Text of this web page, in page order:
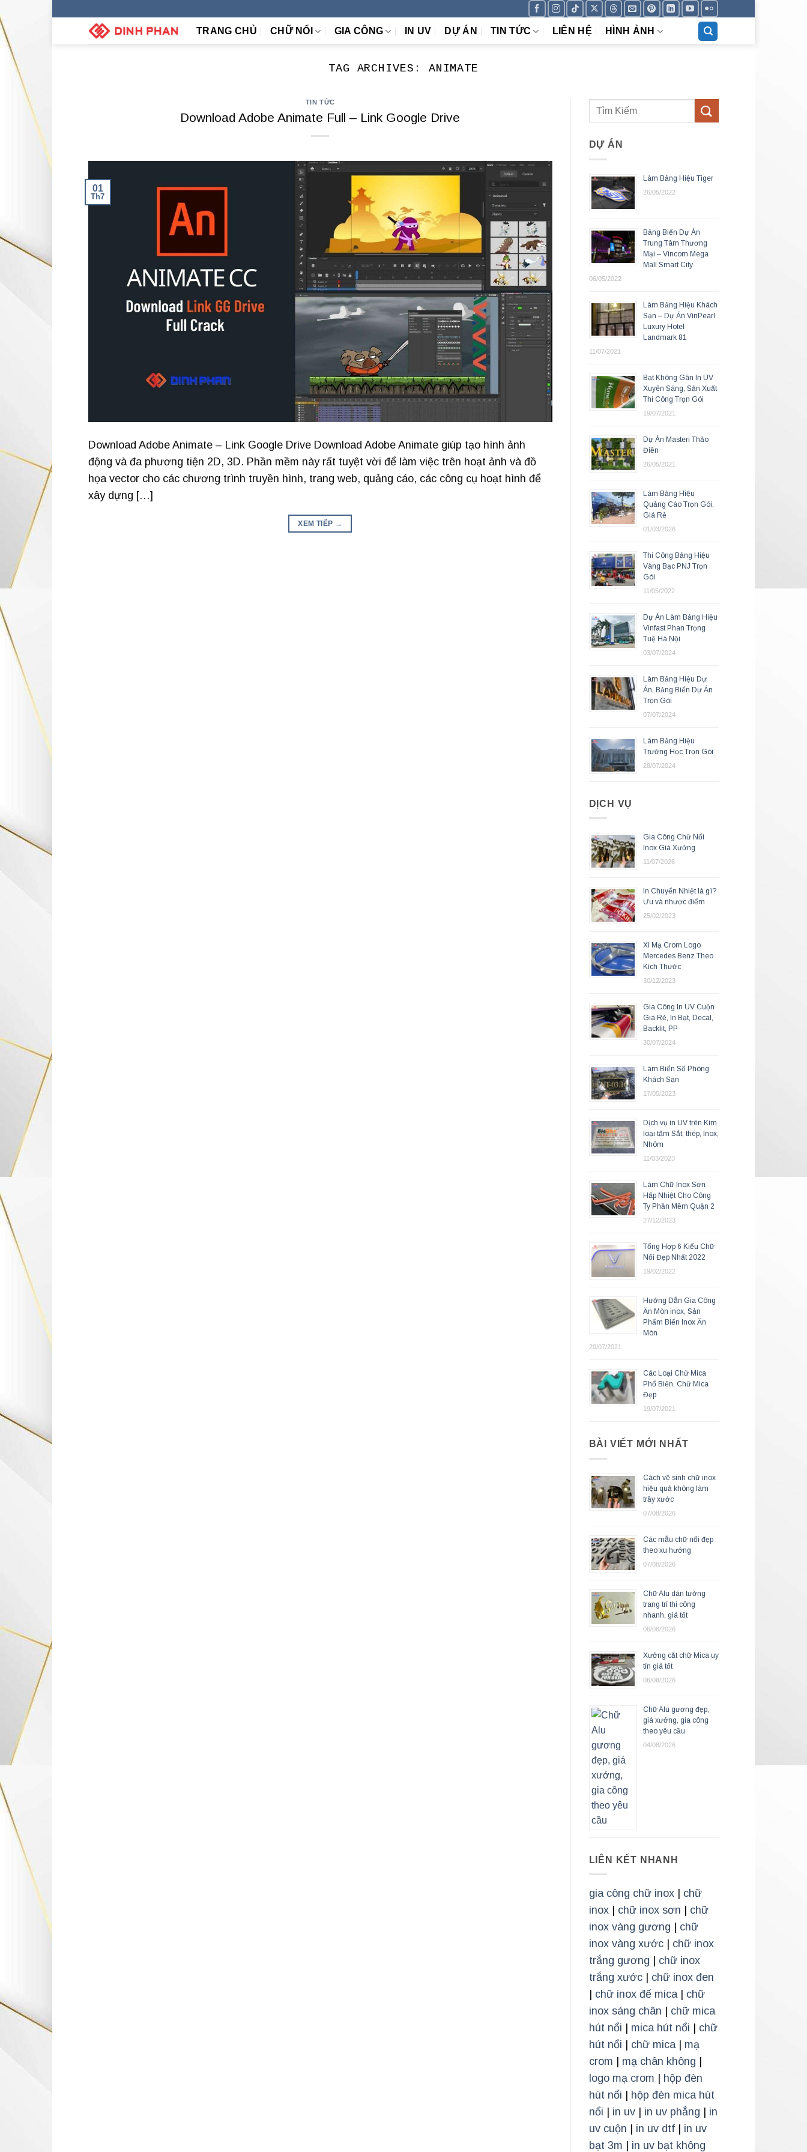
TRANG CHỦ CHỮ NỔI GIA CÔNG IN UV DỰ ÁN TIN TỨC LIÊN HỆ HÌNH ẢNH
TAG ARCHIVES: ANIMATE
TIN TỨC
Download Adobe Animate Full – Link Google Drive
01
Th7
Download Adobe Animate – Link Google Drive Download Adobe Animate giúp tạo hình ảnh
động và đa phương tiện 2D, 3D. Phần mềm này rất tuyệt vời để làm việc trên hoạt ảnh và đồ
họa vector cho các chương trình truyền hình, trang web, quảng cáo, các công cụ hoạt hình để
xây dựng […]
XEM TIẾP →
DỰ ÁN
Làm Bảng Hiệu Tiger
26/05/2022
Bảng Biển Dự Án
Trung Tâm Thương
Mại – Vincom Mega
Mall Smart City
06/05/2022
Làm Bảng Hiệu Khách
Sạn – Dự Án VinPearl
Luxury Hotel
Landmark 81
11/07/2021
Bạt Không Gân In UV
Xuyên Sáng, Sản Xuất
Thi Công Trọn Gói
19/07/2021
Dự Án Masteri Thảo
Điền
26/05/2021
Làm Bảng Hiệu
Quảng Cáo Trọn Gói,
Giá Rẻ
01/03/2026
Thi Công Bảng Hiệu
Vàng Bạc PNJ Trọn
Gói
11/05/2022
Dự Án Làm Bảng Hiệu
Vinfast Phan Trọng
Tuệ Hà Nội
03/07/2024
Làm Bảng Hiệu Dự
Án, Bảng Biển Dự Án
Trọn Gói
07/07/2024
Làm Bảng Hiệu
Trường Học Trọn Gói
28/07/2024
DỊCH VỤ
Gia Công Chữ Nổi
Inox Giá Xưởng
11/07/2026
In Chuyển Nhiệt là gì?
Ưu và nhược điểm
25/02/2023
Xi Mạ Crom Logo
Mercedes Benz Theo
Kích Thước
30/12/2023
Gia Công In UV Cuộn
Giá Rẻ, In Bạt, Decal,
Backlit, PP
30/07/2024
Làm Biển Số Phòng
Khách Sạn
17/05/2023
Dịch vụ in UV trên Kim
loại tấm Sắt, thép, Inox,
Nhôm
11/03/2023
Làm Chữ Inox Sơn
Hấp Nhiệt Cho Công
Ty Phần Mềm Quận 2
27/12/2023
Tổng Hợp 6 Kiểu Chữ
Nổi Đẹp Nhất 2022
19/02/2022
Hướng Dẫn Gia Công
Ăn Mòn inox, Sản
Phẩm Biển Inox Ăn
Mòn
20/07/2021
Các Loại Chữ Mica
Phổ Biến, Chữ Mica
Đẹp
19/07/2021
BÀI VIẾT MỚI NHẤT
Cách vệ sinh chữ inox
hiệu quả không làm
trầy xước
07/08/2026
Các mẫu chữ nổi đẹp
theo xu hướng
07/08/2026
Chữ Alu dán tường
trang trí thi công
nhanh, giá tốt
06/08/2026
Xưởng cắt chữ Mica uy
tín giá tốt
06/08/2026
Chữ Alu gương đẹp,
giá xưởng, gia công
theo yêu cầu
04/08/2026
LIÊN KẾT NHANH
gia công chữ inox| chữ
inox| chữ inox sơn
chữ
inox vàng gương
chữ
inox vàng xước| chữ inox
trắng gương
chữ inox
trắng xước| chữ inox đen
chữ inox đế mica| chữ
inox sáng chân
chữ mica
hút nổi
mica hút nổi
chữ
hút nổi
chữ mica| mạ
crom
mạ chân không
logo mạ crom
hộp đèn
hút nổi
hộp đèn mica hút
nổi
in uv| in uv phẳng
in
uv cuộn
in uv dtf| in uv
bạt 3m
in uv bạt không